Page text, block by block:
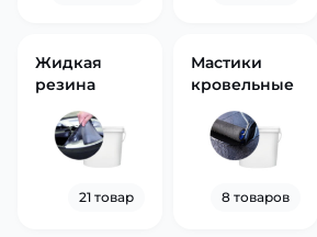
Жидкая
резина
21 товар
Мастики
кровельные
8 товаров